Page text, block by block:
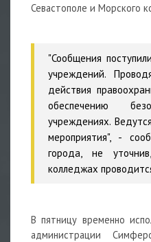
Севастополе и Морского
"Сообщения
учреждений.
действия
обеспечению
учреждениях.
мероприятия", -
города, не
колледжах
В пятницу временно
администрации